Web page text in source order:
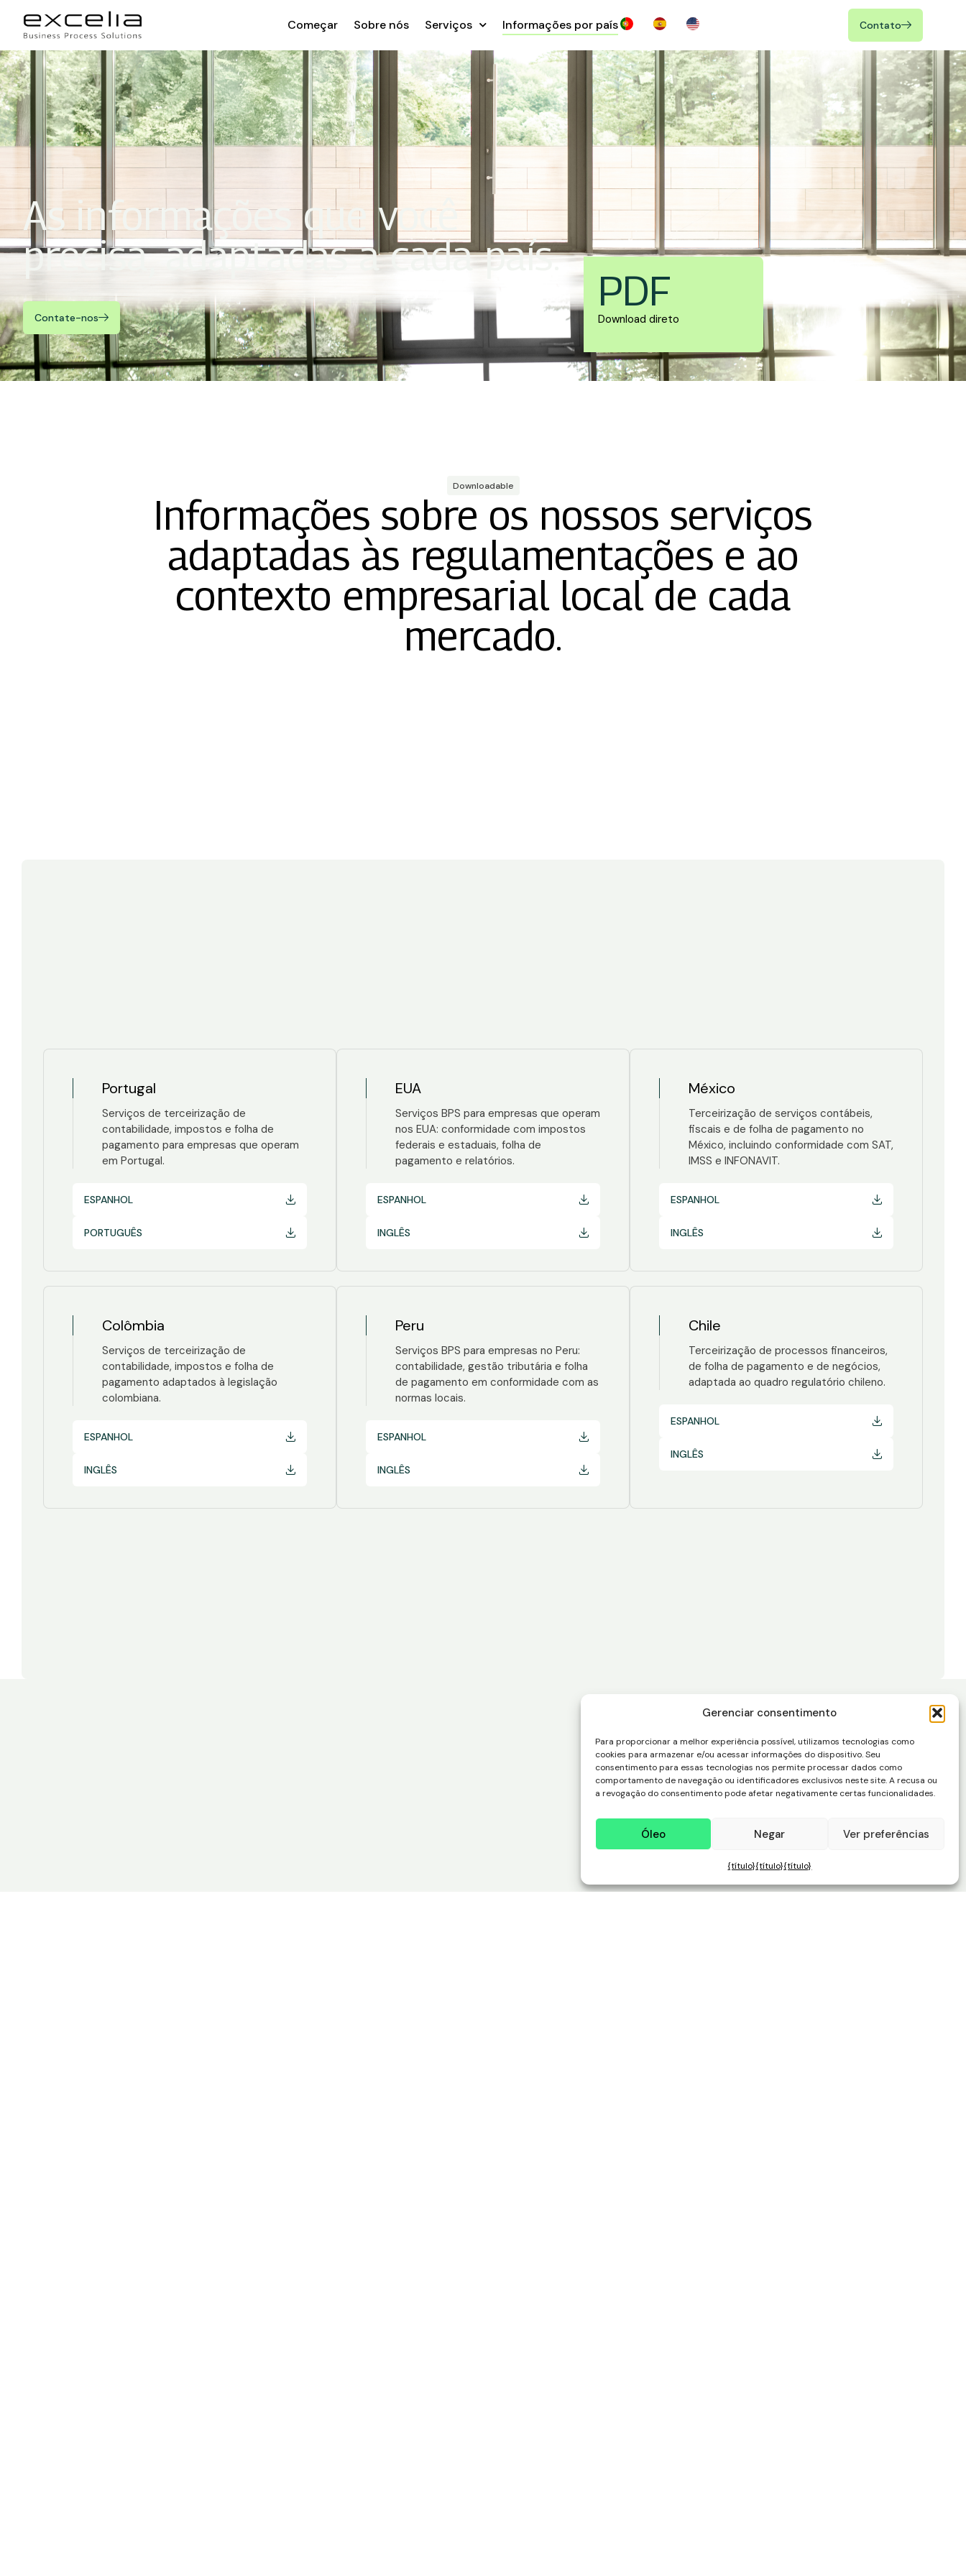
Gerenciar consentimento
Para proporcionar a melhor experiência possível, utilizamos tecnologias como
cookies para armazenar e/ou acessar informações do dispositivo. Seu
consentimento para essas tecnologias nos permite processar dados como
comportamento de navegação ou identificadores exclusivos neste site. A recusa ou
a revogação do consentimento pode afetar negativamente certas funcionalidades.
Óleo Negar Ver preferências
{título}{título}{título}
Começar Sobre nós Serviços Informações por país Contato
As informações que você
precisa, adaptadas a cada país.
Contate-nos
PDF
Download direto
Downloadable
Informações sobre os nossos serviços
adaptadas às regulamentações e ao
contexto empresarial local de cada
mercado.
Portugal
Serviços de terceirização de
contabilidade, impostos e folha de
pagamento para empresas que operam
em Portugal.
ESPANHOL
PORTUGUÊS
EUA
Serviços BPS para empresas que operam
nos EUA: conformidade com impostos
federais e estaduais, folha de
pagamento e relatórios.
ESPANHOL
INGLÊS
México
Terceirização de serviços contábeis,
fiscais e de folha de pagamento no
México, incluindo conformidade com SAT,
IMSS e INFONAVIT.
ESPANHOL
INGLÊS
Colômbia
Serviços de terceirização de
contabilidade, impostos e folha de
pagamento adaptados à legislação
colombiana.
ESPANHOL
INGLÊS
Peru
Serviços BPS para empresas no Peru:
contabilidade, gestão tributária e folha
de pagamento em conformidade com as
normas locais.
ESPANHOL
INGLÊS
Chile
Terceirização de processos financeiros,
de folha de pagamento e de negócios,
adaptada ao quadro regulatório chileno.
ESPANHOL
INGLÊS